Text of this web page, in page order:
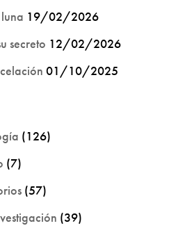
19/02/2026
secreto 12/02/2026
01/10/2025
(126)
(7)
(57)
(39)